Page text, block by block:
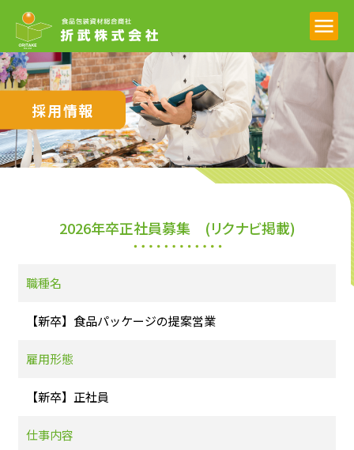
採用情報
2026年卒正社員募集 (リクナビ掲載)
職種名
【新卒】食品パッケージの提案営業
雇用形態
【新卒】正社員
仕事内容